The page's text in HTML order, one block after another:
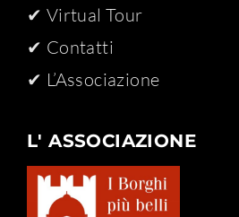
✔ Virtual Tour
✔ Contatti
✔ L’Associazione
L' ASSOCIAZIONE